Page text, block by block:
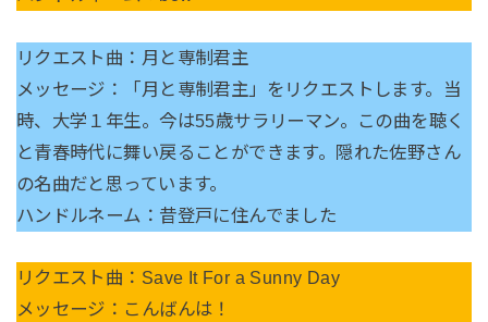
リクエスト曲：月と専制君主
メッセージ：「月と専制君主」をリクエストします。当
時、大学１年生。今は55歳サラリーマン。この曲を聴く
と青春時代に舞い戻ることができます。隠れた佐野さん
の名曲だと思っています。
ハンドルネーム：昔登戸に住んでました
リクエスト曲：Save It For a Sunny Day
メッセージ：こんばんは！